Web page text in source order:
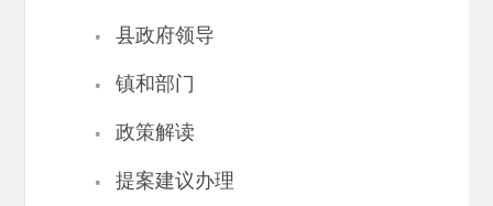
· 县政府领导
· 镇和部门
· 政策解读
· 提案建议办理